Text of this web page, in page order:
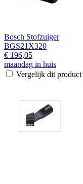
Bosch Stofzuiger
BGS21X320
€ 196,05
maandag in huis
Vergelijk dit product